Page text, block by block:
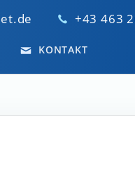
+43 463
KONTAKT